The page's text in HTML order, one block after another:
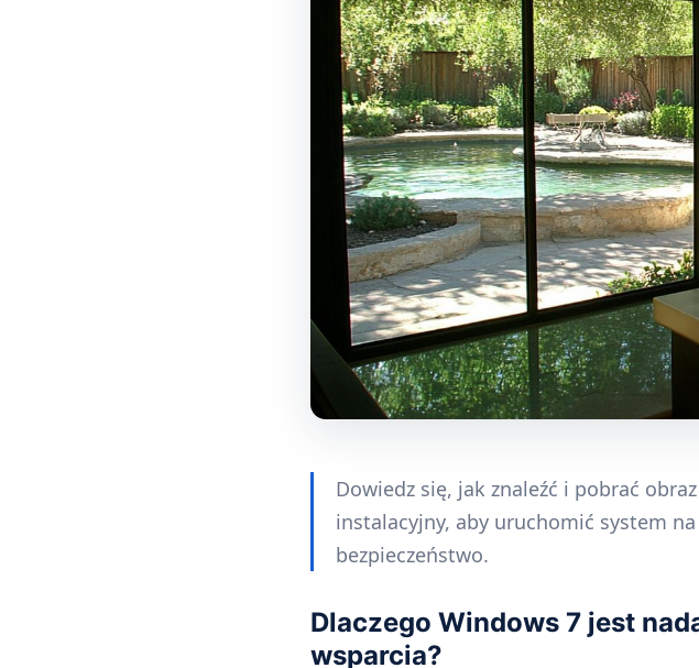
Dowiedz się, jak znaleźć i pobrać
instalacyjny, aby uruchomić system
bezpieczeństwo.
Dlaczego Windows 7 jest
wsparcia?